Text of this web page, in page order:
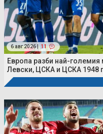
6 авг 2026 | 11
Европа разби най-
Левски, ЦСКА и ЦСКА 1948